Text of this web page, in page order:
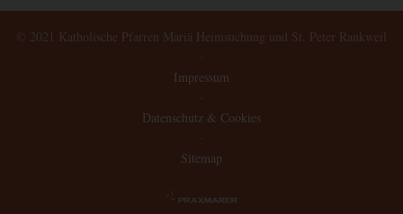
© 2021 Katholische Pfarren Mariä Heimsuchung und St. Peter Rankweil
·
Impressum
·
Datenschutz & Cookies
·
Sitemap